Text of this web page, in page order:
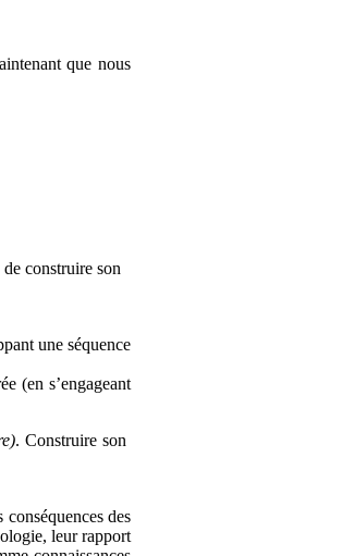
que nous
construire son
une séquence
(en s’engageant
. Construire son
des
leur rapport